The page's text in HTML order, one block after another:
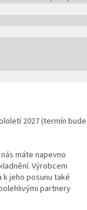
2027 (termín bude
máte napevno
Výrobcem
k jeho posunu také
partnery